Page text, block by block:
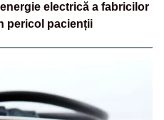
electrică a fabricilor
pericol pacienții